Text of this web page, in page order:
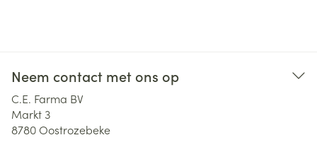
Neem contact met ons op
C.E. Farma BV
Markt 3
8780Oostrozebeke